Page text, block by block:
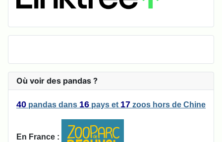
Où voir des pandas ?
40 pandas dans 16 pays et 17 zoos hors de Chine
En France :